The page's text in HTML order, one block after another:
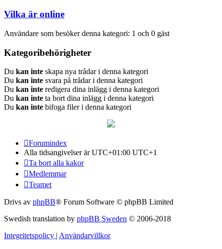
Vilka är online
Användare som besöker denna kategori: 1 och 0 gäst
Kategoribehörigheter
Du kan inte skapa nya trådar i denna kategori
Du kan inte svara på trådar i denna kategori
Du kan inte redigera dina inlägg i denna kategori
Du kan inte ta bort dina inlägg i denna kategori
Du kan inte bifoga filer i denna kategori
Forumindex
Alla tidsangivelser är UTC+01:00 UTC+1
Ta bort alla kakor
Medlemmar
Teamet
Drivs av phpBB® Forum Software © phpBB Limited
Swedish translation by phpBB Sweden © 2006-2018
Integritetspolicy Användarvillkor